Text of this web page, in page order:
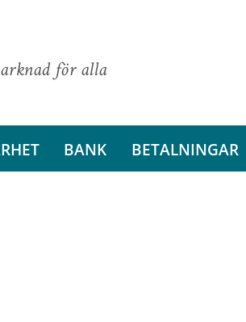
för alla
BANK BETALNINGAR